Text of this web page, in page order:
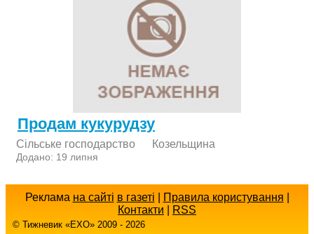
Продам кукурудзу
Сільське господарство Козельщина
Додано: 19 липня
Реклама на сайті в газеті Правила користування
Контакти
RSS
© Тижневик «EХO» 2009 - 2026